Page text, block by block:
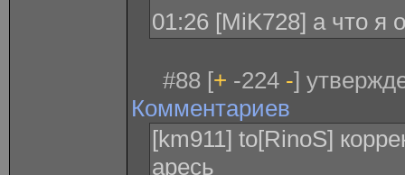
01:26 [MiK728] а что я
#88 [+ -224 -]
Комментариев
[km911] to[RinoS]
аресь